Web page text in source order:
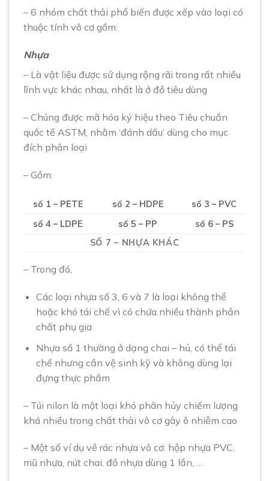
– 6 nhóm chất thải phổ biến được xếp vào loại có
thuộc tính vô cơ gồm:
Nhựa
– Là vật liệu được sử dụng rộng rãi trong rất nhiều
lĩnh vực khác nhau, nhất là ở đồ tiêu dùng
– Chúng được mã hóa ký hiệu theo Tiêu chuẩn
quốc tế ASTM, nhằm ‘đánh dấu’ dùng cho mục
đích phân loại
– Gồm:
số 1 – PETE số 2 – HDPE
số 3 – PVC
số 4 – LDPE
số 5 – PP
số 6 – PS
SỐ 7 – NHỰA KHÁC
– Trong đó,
Các loại nhựa số 3, 6 và 7 là loại không thể
hoặc khó tái chế vì có chứa nhiều thành phần
chất phụ gia
Nhựa số 1 thường ở dạng chai – hủ, có thể tái
chế nhưng cần vệ sinh kỹ và không dùng lại
đựng thực phầm
– Túi nilon là một loại khó phân hủy chiếm lượng
khá nhiều trong chất thải vô cơ gây ô nhiễm cao
– Một số ví dụ về rác nhựa vô cơ: hộp nhựa PVC,
mũ nhựa, nút chai, đồ nhựa dùng 1 lần, …